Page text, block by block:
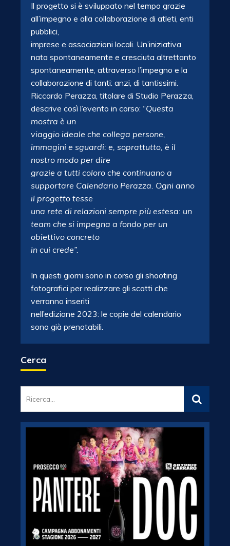
Il progetto si è sviluppato nel tempo grazie
all’impegno e alla collaborazione di atleti, enti
pubblici,
imprese e associazioni locali. Un’iniziativa
nata spontaneamente e cresciuta altrettanto
spontaneamente, attraverso l’impegno e la
collaborazione di tanti: anzi, di tantissimi.
Riccardo Perazza, titolare di Studio Perazza,
descrive così l’evento in corso: “Questa
mostra è un
viaggio ideale che collega persone,
immagini e sguardi: e, soprattutto, è il
nostro modo per dire
grazie a tutti coloro che continuano a
supportare Calendario Perazza. Ogni anno
il progetto tesse
una rete di relazioni sempre più estesa: un
team che si impegna a fondo per un
obiettivo concreto
in cui crede”.
In questi giorni sono in corso gli shooting
fotografici per realizzare gli scatti che
verranno inseriti
nell’edizione 2023: le copie del calendario
sono già prenotabili.
Cerca